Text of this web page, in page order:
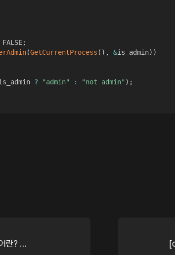
;
(GetCurrentProcess ( ) , &is_admin) )
? "admin" : "not admin" ) ;
란? …